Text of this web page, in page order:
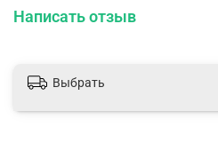
Написать отзыв
Выбрать